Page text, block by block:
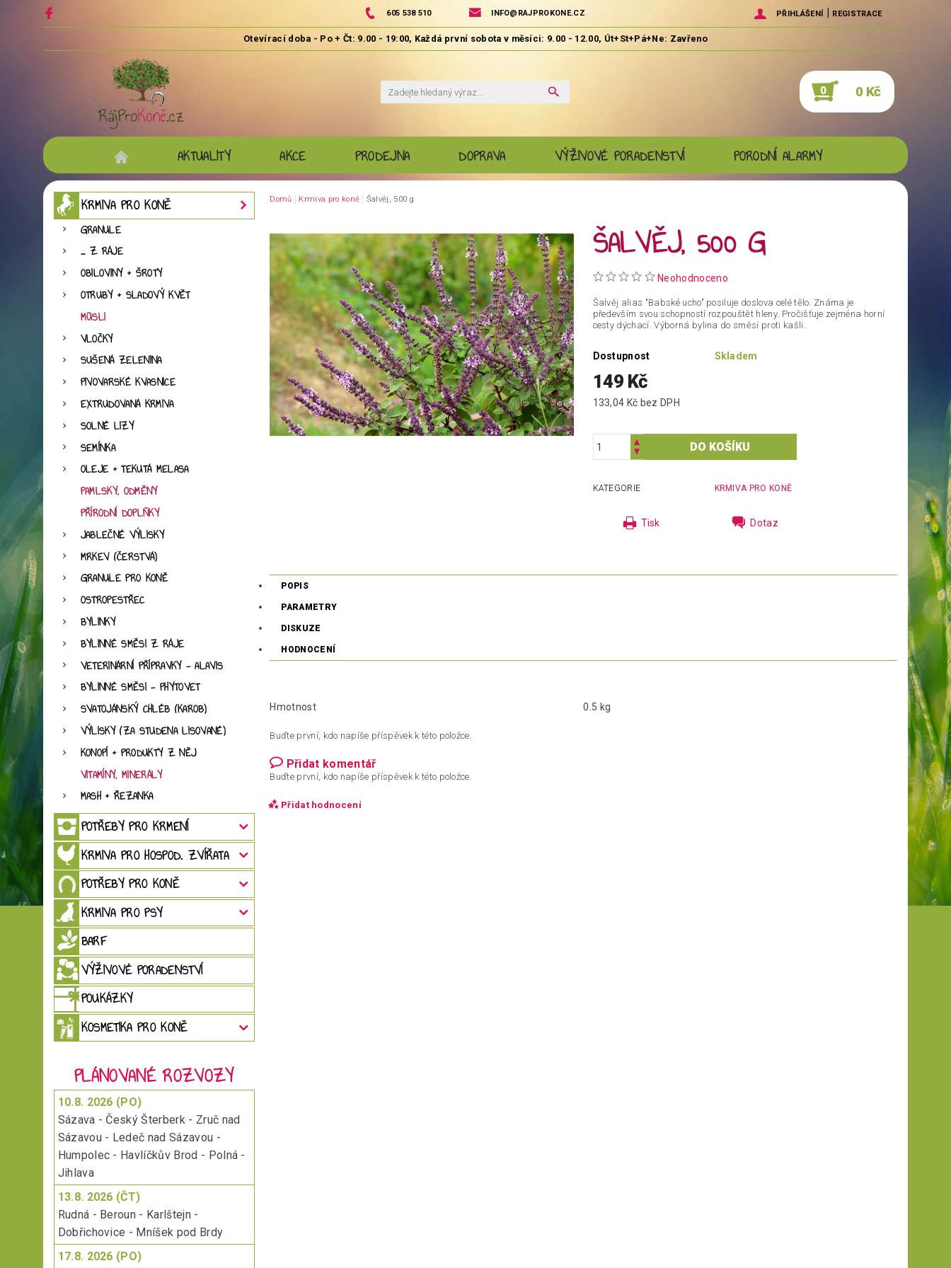
605 538 510 INFO@RAJPROKONE.CZ PŘIHLÁŠENÍ | REGISTRACE
0 0 Kč
AKTUALITY AKCE PRODEJNA DOPRAVA VÝŽIVOVÉ PORADENSTVÍ PORODNÍ ALARMY
KRMIVA PRO KONĚ
GRANULE
... Z RÁJE
OBILOVINY + ŠROTY
OTRUBY + SLADOVÝ KVĚT
MÜSLI
VLOČKY
SUŠENÁ ZELENINA
PIVOVARSKÉ KVASNICE
EXTRUDOVANÁ KRMIVA
SOLNÉ LIZY
SEMÍNKA
OLEJE + TEKUTÁ MELASA
PAMLSKY, ODMĚNY
PŘÍRODNÍ DOPLŇKY
JABLEČNÉ VÝLISKY
MRKEV (ČERSTVÁ)
GRANULE PRO KONĚ
OSTROPESTŘEC
BYLINKY
BYLINNÉ SMĚSI Z RÁJE
VETERINÁRNÍ PŘÍPRAVKY - ALAVIS
BYLINNÉ SMĚSI - PHYTOVET
SVATOJÁNSKÝ CHLÉB (KAROB)
VÝLISKY (ZA STUDENA LISOVANÉ)
KONOPÍ + PRODUKTY Z NĚJ
VITAMÍNY, MINERÁLY
MASH + ŘEZANKA
POTŘEBY PRO KRMENÍ
KRMIVA PRO HOSPOD. ZVÍŘATA
POTŘEBY PRO KONĚ
KRMIVA PRO PSY
BARF
VÝŽIVOVÉ PORADENSTVÍ
POUKÁZKY
KOSMETIKA PRO KONĚ
PLÁNOVANÉ ROZVOZY
10.8. 2026 (PO)
Sázava - Český Šterberk - Zruč nad
Sázavou - Ledeč nad Sázavou -
Humpolec - Havlíčkův Brod - Polná -
Jihlava
13.8. 2026 (ČT)
Rudná - Beroun - Karlštejn -
Dobřichovice - Mníšek pod Brdy
17.8. 2026 (PO)
Domů Krmiva pro koně Šalvěj, 500 g
ŠALVĚJ, 500 G
Neohodnoceno
Šalvěj alias "Babské ucho" posiluje doslova celé tělo. Známa je
především svou schopností rozpouštět hleny. Pročišťuje zejména horní
cesty dýchací. Výborná bylina do směsí proti kašli.
Dostupnost Skladem
149 Kč
133,04 Kč bez DPH
KATEGORIE KRMIVA PRO KONĚ
Tisk Dotaz
POPIS
PARAMETRY
DISKUZE
HODNOCENÍ
Hmotnost 0.5 kg
Buďte první, kdo napíše příspěvek k této položce.
Přidat komentář
Buďte první, kdo napíše příspěvek k této položce.
Přidat hodnocení